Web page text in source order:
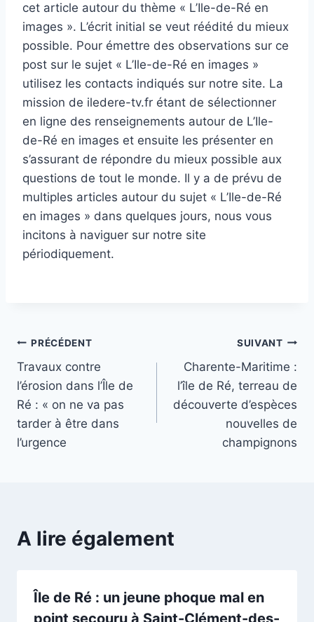
cet article autour du thème « L’Ile-de-Ré en
images ». L’écrit initial se veut réédité du mieux
possible. Pour émettre des observations sur ce
post sur le sujet « L’Ile-de-Ré en images »
utilisez les contacts indiqués sur notre site. La
mission de iledere-tv.fr étant de sélectionner
en ligne des renseignements autour de L’Ile-
de-Ré en images et ensuite les présenter en
s’assurant de répondre du mieux possible aux
questions de tout le monde. Il y a de prévu de
multiples articles autour du sujet « L’Ile-de-Ré
en images » dans quelques jours, nous vous
incitons à naviguer sur notre site
périodiquement.
Navigation
de
l’article
PRÉCÉDENT
Travaux contre
l’érosion dans l’Île de
Ré : « on ne va pas
tarder à être dans
l’urgence
SUIVANT
Charente-Maritime :
l’île de Ré, terreau de
découverte d’espèces
nouvelles de
champignons
A lire également
Île de Ré : un jeune phoque mal en
point secouru à Saint-Clément-des-